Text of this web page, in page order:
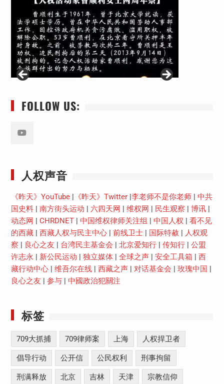
FOLLOW US:
人权声音
《昨天》YouTube| 《昨天》Twitter|李老师不是你老师| 中共
国史料| 南方街头运动 | 六四天网 | 维权网 | 民生观察 | 博讯|
动态网 | CHRDNET| 中国维权律师关注组 | 中国人权 | 看不见
的西藏| 西藏人权与民主中心| 前线卫士| 国际特赦 | 人权观
察 | 良心之友 | 台湾民主基金会 | 北京爱知行| 传知行| 公盟
许志永 | 新公民运动 | 独立媒体| 全球之声| 安全工具箱 | 西
藏行动中心| 维吾尔在线| 西藏之声| 对话基金会 | 玫瑰中国 |
良心之友 | 参与| 中國政治犯關注
标签
709大抓捕 709律师案 上海 人权捍卫者
倡导行动 公开信 公民权利 刑事拘留
刑满释放 北京 吉林 天津 宗教信仰